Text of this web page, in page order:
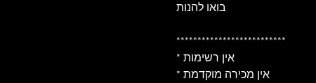
בואו להנות
**************************
* אין רשימות
* אין מכירה מוקדמת